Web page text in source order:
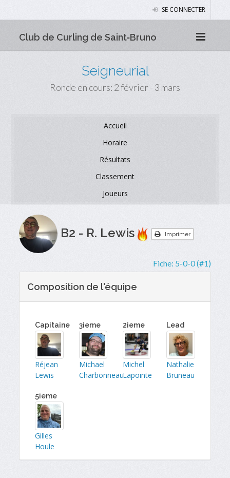
SE CONNECTER
Club de Curling de Saint‑Bruno
Seigneurial
Ronde en cours: 2 février - 3 mars
Accueil
Horaire
Résultats
Classement
Joueurs
B2 - R. Lewis Imprimer
Fiche: 5-0-0 (#1)
Composition de l'équipe
Capitaine
Réjean
Lewis
3ieme
Michael
Charbonneau
2ieme
Michel
Lapointe
Lead
Nathalie
Bruneau
5ieme
Gilles
Houle